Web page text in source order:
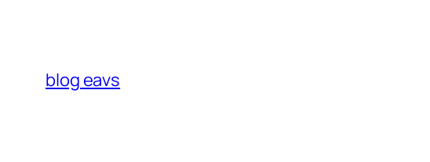
blog eavs